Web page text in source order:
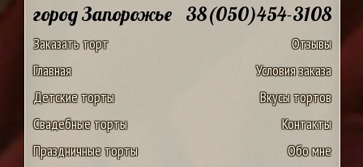
город Запорожье
Заказать торт
Главная
Детские торты
Свадебные торты
Праздничные торты
38(050)454-3108
Отзывы
Условия заказа
Вкусы тортов
Контакты
Обо мне